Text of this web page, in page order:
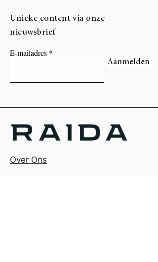
Unieke content via onze
nieuwsbrief
E-mailadres
Aanmelden
Over Ons